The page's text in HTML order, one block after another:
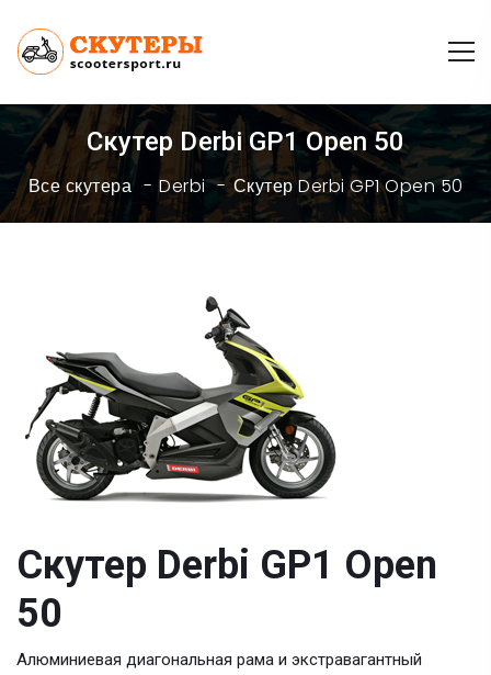
Скутер Derbi GP1 Open 50
Все скутера Derbi Скутер Derbi GP1 Open 50
Скутер Derbi GP1 Open
50
Алюминиевая диагональная рама и экстравагантный